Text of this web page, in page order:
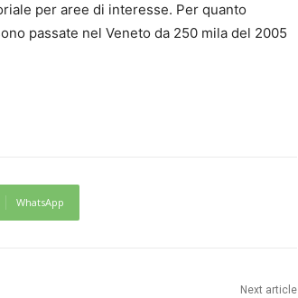
per aree di interesse. Per quanto
passate nel Veneto da 250 mila del 2005
WhatsApp
Next article